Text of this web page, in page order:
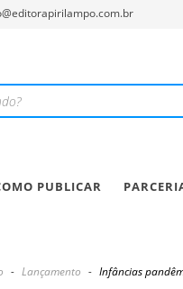
PUBLICAR
- Lançamento - Infâncias